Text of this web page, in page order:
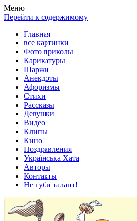
Весела хата — прикольные картинки,
Покажем всем ваши фото приколы,
Меню
Перейти к содержимому
Главная
все картинки
Фото приколы
Карикатуры
Шаржи
Анекдоты
Афоризмы
Стихи
Рассказы
Девушки
Видео
Клипы
Кино
Поздравления
Українська Хата
Авторы
Контакты
Не губи талант!